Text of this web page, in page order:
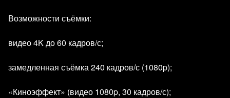
Возможности съёмки:
видео 4K до 60 кадров/с;
замедленная съёмка 240 кадров/с (1080p);
«Киноэффект» (видео 1080p, 30 кадров/с);